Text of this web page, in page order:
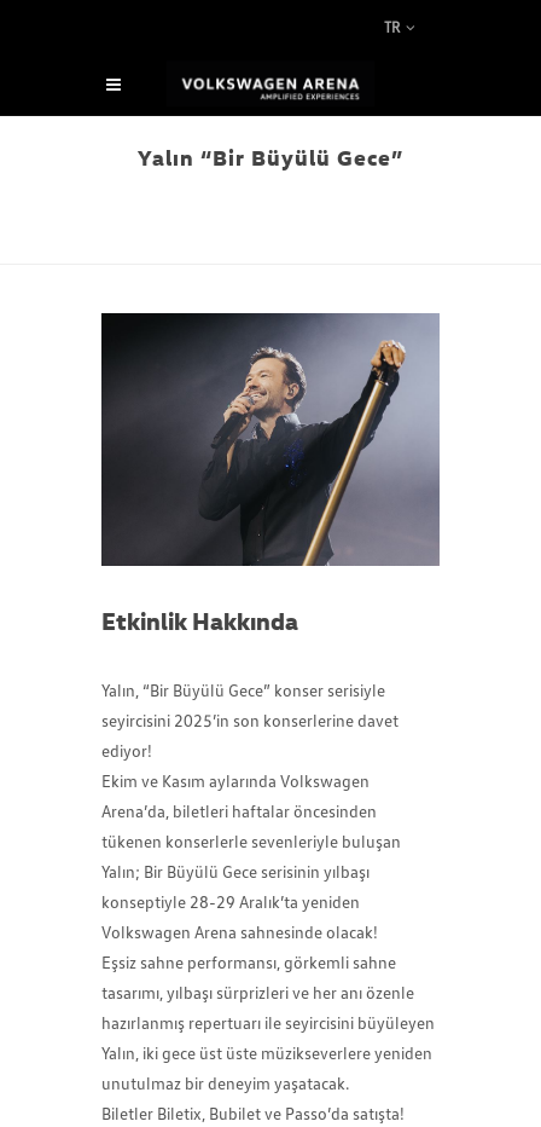
TR
Yalın “Bir Büyülü Gece”
Etkinlik Hakkında
Yalın, “Bir Büyülü Gece” konser serisiyle
seyircisini 2025’in son konserlerine davet
ediyor!
Ekim ve Kasım aylarında Volkswagen
Arena’da, biletleri haftalar öncesinden
tükenen konserlerle sevenleriyle buluşan
Yalın; Bir Büyülü Gece serisinin yılbaşı
konseptiyle 28-29 Aralık’ta yeniden
Volkswagen Arena sahnesinde olacak!
Eşsiz sahne performansı, görkemli sahne
tasarımı, yılbaşı sürprizleri ve her anı özenle
hazırlanmış repertuarı ile seyircisini büyüleyen
Yalın, iki gece üst üste müzikseverlere yeniden
unutulmaz bir deneyim yaşatacak.
Biletler Biletix, Bubilet ve Passo’da satışta!